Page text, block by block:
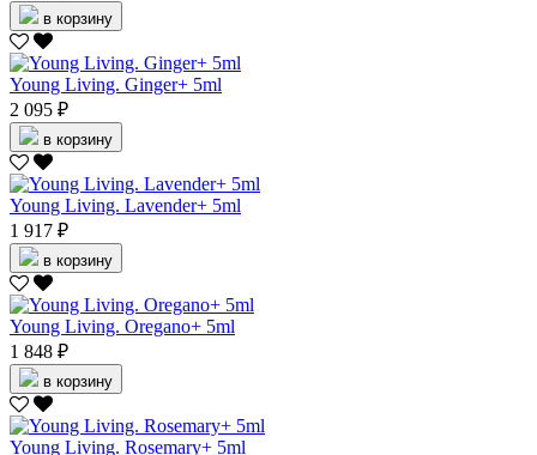
в корзину
Young Living. Ginger+ 5ml
2 095 ₽
в корзину
Young Living. Lavender+ 5ml
1 917 ₽
в корзину
Young Living. Oregano+ 5ml
1 848 ₽
в корзину
Young Living. Rosemary+ 5ml